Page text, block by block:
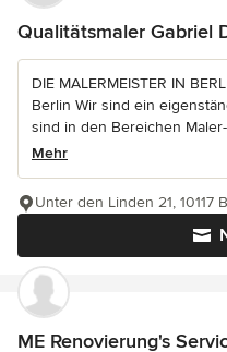
Qualitätsmaler Gabriel
DIE MALERMEISTER IN
Berlin Wir sind ein
sind in den Bereichen
Mehr
Unter den Linden 21, 10117
ME Renovierung's